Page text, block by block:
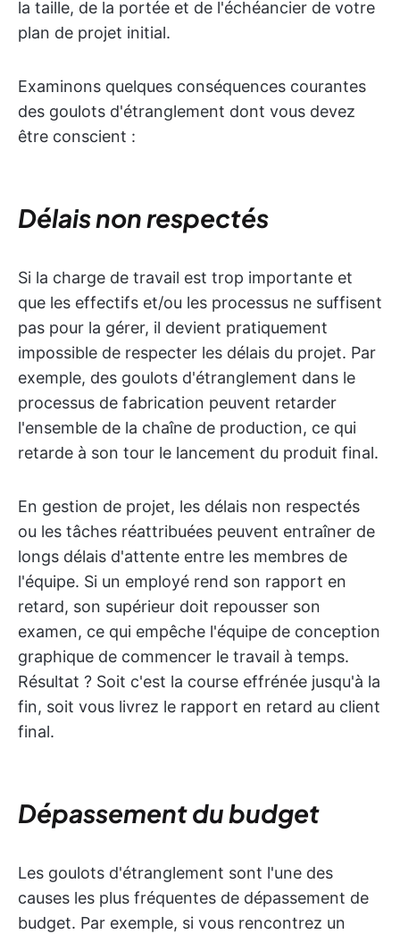
la taille, de la portée et de l'échéancier de votre
plan de projet initial.
Examinons quelques conséquences courantes
des goulots d'étranglement dont vous devez
être conscient :
Délais non respectés
Si la charge de travail est trop importante et
que les effectifs et/ou les processus ne suffisent
pas pour la gérer, il devient pratiquement
impossible de respecter les délais du projet. Par
exemple, des goulots d'étranglement dans le
processus de fabrication peuvent retarder
l'ensemble de la chaîne de production, ce qui
retarde à son tour le lancement du produit final.
En gestion de projet, les délais non respectés
ou les tâches réattribuées peuvent entraîner de
longs délais d'attente entre les membres de
l'équipe. Si un employé rend son rapport en
retard, son supérieur doit repousser son
examen, ce qui empêche l'équipe de conception
graphique de commencer le travail à temps.
Résultat ? Soit c'est la course effrénée jusqu'à la
fin, soit vous livrez le rapport en retard au client
final.
Dépassement du budget
Les goulots d'étranglement sont l'une des
causes les plus fréquentes de dépassement de
budget. Par exemple, si vous rencontrez un